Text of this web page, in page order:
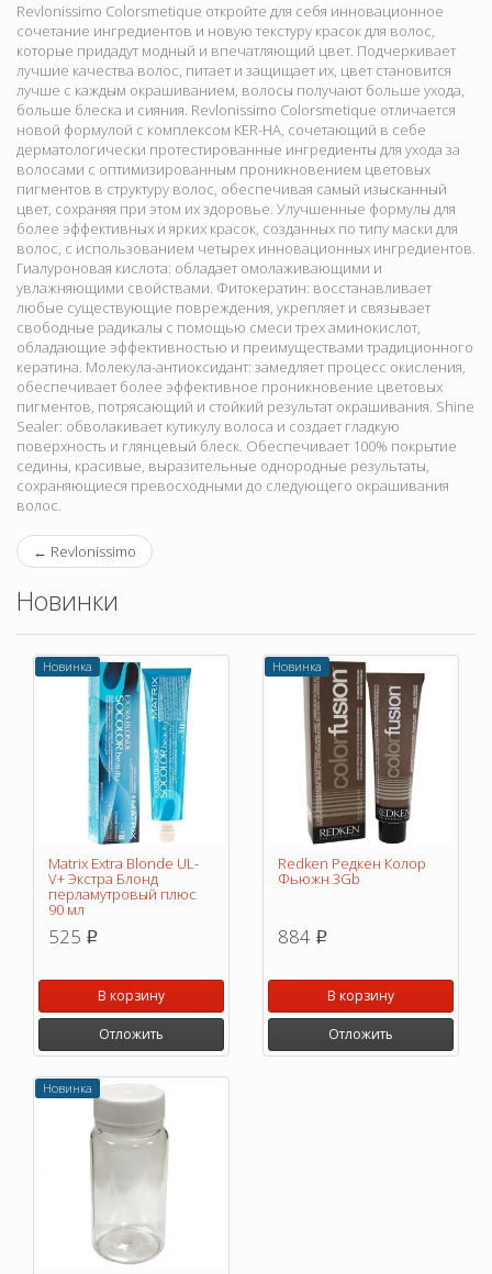
Revlonissimo Colorsmetique откройте для себя инновационное
сочетание ингредиентов и новую текстуру красок для волос,
которые придадут модный и впечатляющий цвет. Подчеркивает
лучшие качества волос, питает и защищает их, цвет становится
лучше с каждым окрашиванием, волосы получают больше ухода,
больше блеска и сияния. Revlonissimo Colorsmetique отличается
новой формулой с комплексом KER-HA, сочетающий в себе
дерматологически протестированные ингредиенты для ухода за
волосами с оптимизированным проникновением цветовых
пигментов в структуру волос, обеспечивая самый изысканный
цвет, сохраняя при этом их здоровье. Улучшенные формулы для
более эффективных и ярких красок, созданных по типу маски для
волос, с использованием четырех инновационных ингредиентов.
Гиалуроновая кислота: обладает омолаживающими и
увлажняющими свойствами. Фитокератин: восстанавливает
любые существующие повреждения, укрепляет и связывает
свободные радикалы с помощью смеси трех аминокислот,
обладающие эффективностью и преимуществами традиционного
кератина. Молекула-антиоксидант: замедляет процесс окисления,
обеспечивает более эффективное проникновение цветовых
пигментов, потрясающий и стойкий результат окрашивания. Shine
Sealer: обволакивает кутикулу волоса и создает гладкую
поверхность и глянцевый блеск. Обеспечивает 100% покрытие
седины, красивые, выразительные однородные результаты,
сохраняющиеся превосходными до следующего окрашивания
волос.
← Revlonissimo
Новинки
Новинка
Matrix Extra Blonde UL-
V+ Экстра Блонд
перламутровый плюс
90 мл
525 p
В корзину
Отложить
Новинка
Redken Редкен Колор
Фьюжн 3Gb
884 p
В корзину
Отложить
Новинка